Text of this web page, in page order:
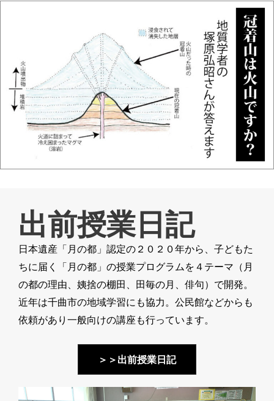
出前授業日記
日本遺産「月の都」認定の２０２０年から、子どもた
ちに届く「月の都」の授業プログラムを４テーマ（月
の都の理由、姨捨の棚田、田毎の月、俳句）で開発。
近年は千曲市の地域学習にも協力。公民館などからも
依頼があり一般向けの講座も行っています。
＞＞出前授業日記